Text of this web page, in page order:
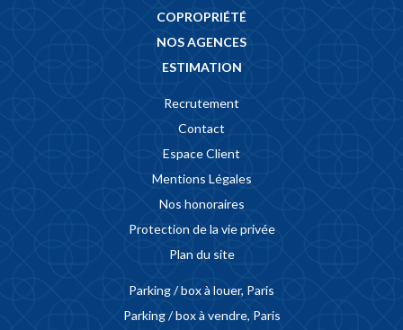
COPROPRIÉTÉ
NOS AGENCES
ESTIMATION
Recrutement
Contact
Espace Client
Mentions Légales
Nos honoraires
Protection de la vie privée
Plan du site
Parking / box à louer, Paris
Parking / box à vendre, Paris